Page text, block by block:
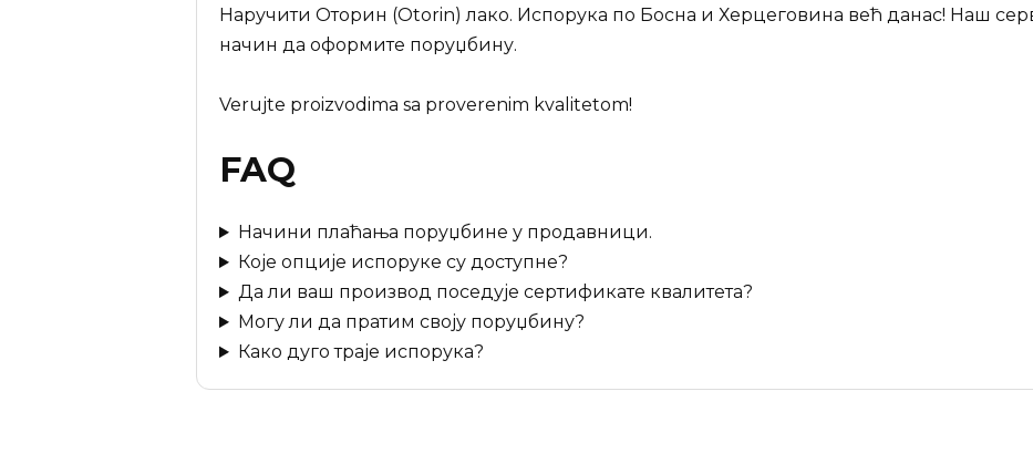
Наручити Оторин (Otorin) лакo. Испорука по Босна и Херцеговина већ данас! Наш
начин да оформите поруџбину.
Verujte proizvodima sa proverenim kvalitetom!
FAQ
Начини плаћања поруџбине у продавници.
Које опције испоруке су доступне?
Да ли ваш производ поседује сертификате квалитета?
Могу ли да пратим своју поруџбину?
Како дуго траје испорука?